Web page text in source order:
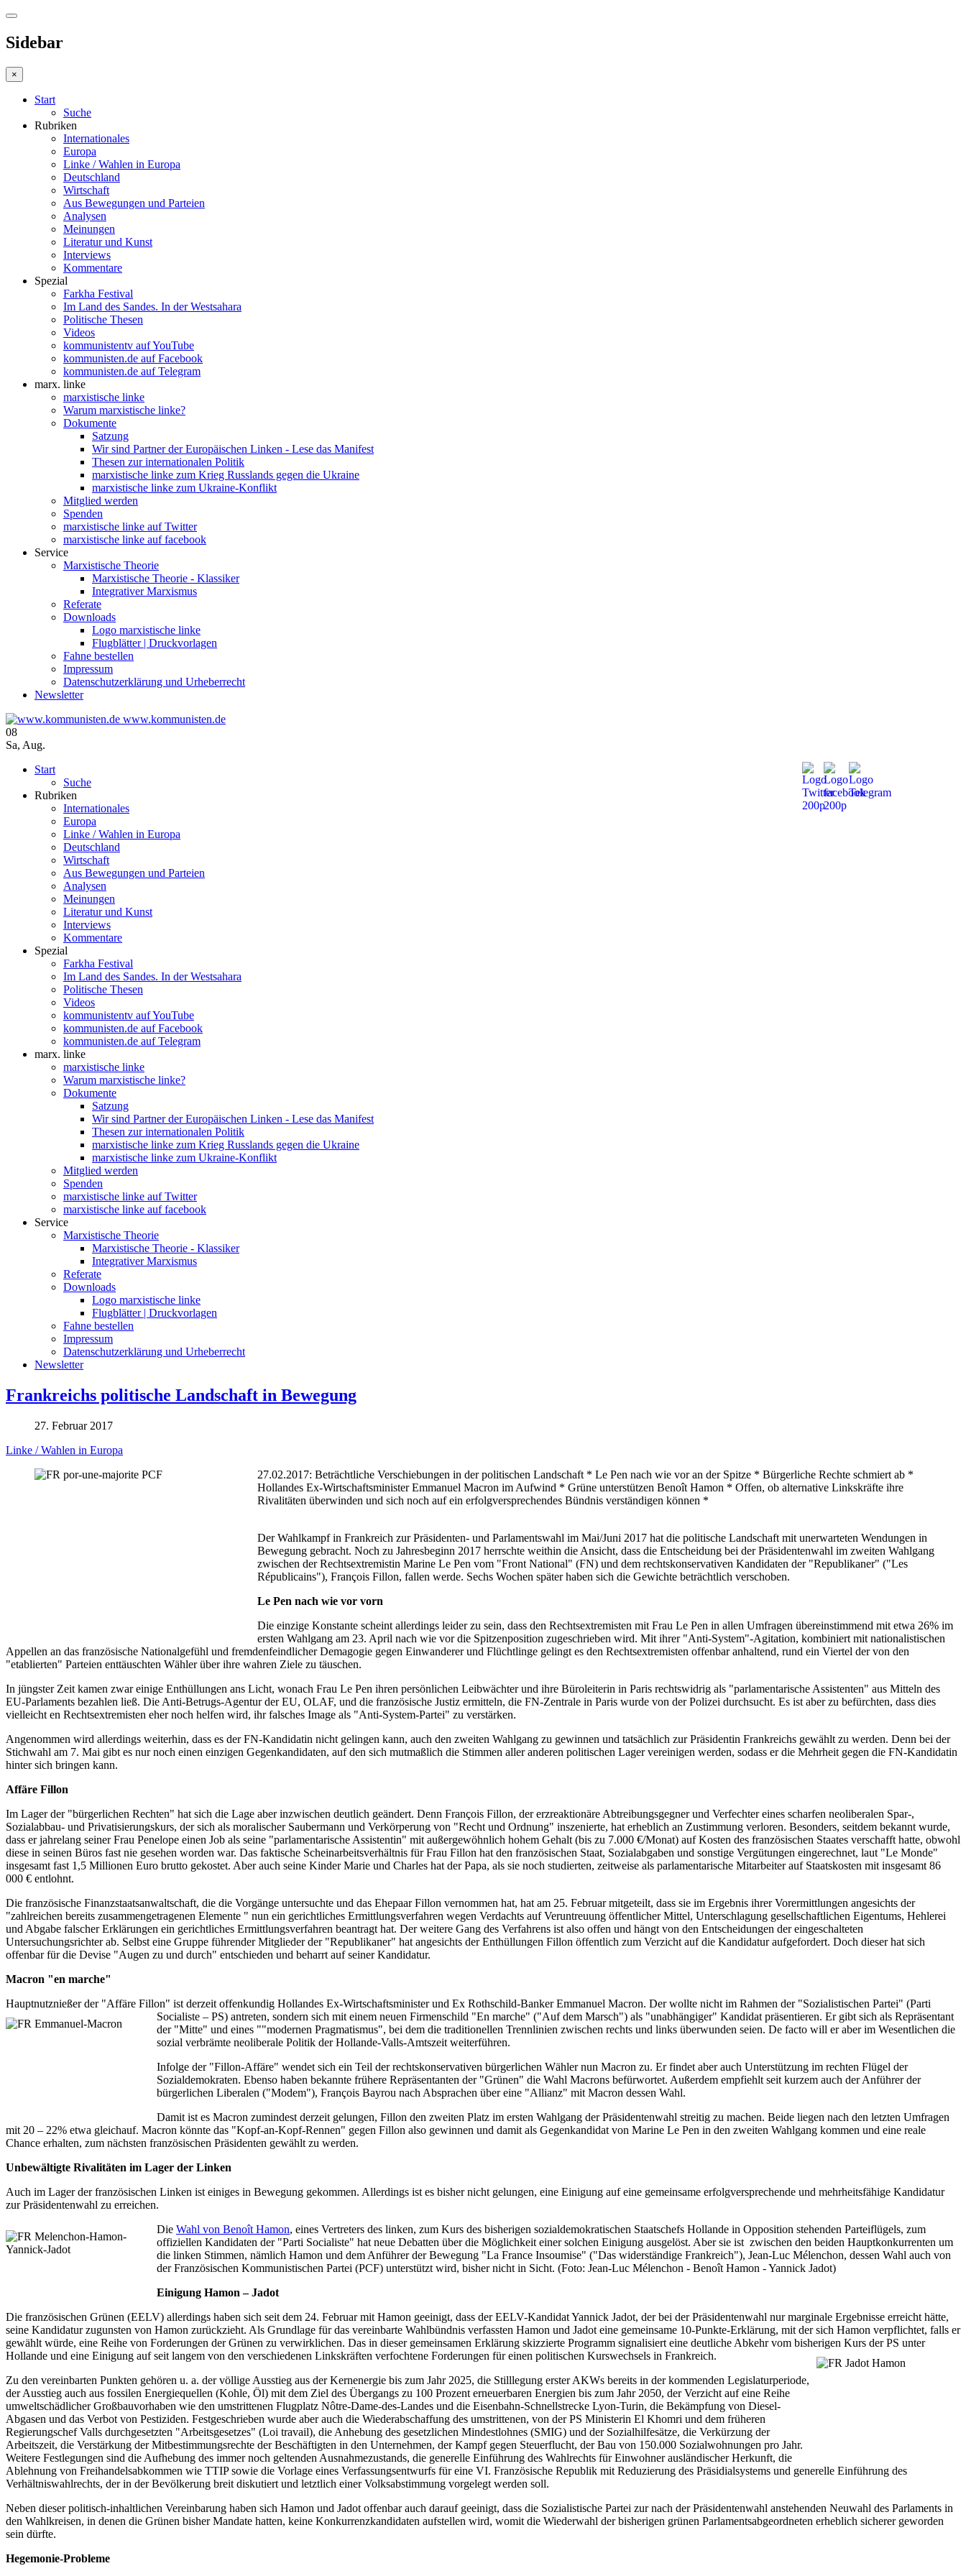
Sidebar
×
Start
Suche
Rubriken
Internationales
Europa
Linke / Wahlen in Europa
Deutschland
Wirtschaft
Aus Bewegungen und Parteien
Analysen
Meinungen
Literatur und Kunst
Interviews
Kommentare
Spezial
Farkha Festival
Im Land des Sandes. In der Westsahara
Politische Thesen
Videos
kommunistentv auf YouTube
kommunisten.de auf Facebook
kommunisten.de auf Telegram
marx. linke
marxistische linke
Warum marxistische linke?
Dokumente
Satzung
Wir sind Partner der Europäischen Linken - Lese das Manifest
Thesen zur internationalen Politik
marxistische linke zum Krieg Russlands gegen die Ukraine
marxistische linke zum Ukraine-Konflikt
Mitglied werden
Spenden
marxistische linke auf Twitter
marxistische linke auf facebook
Service
Marxistische Theorie
Marxistische Theorie - Klassiker
Integrativer Marxismus
Referate
Downloads
Logo marxistische linke
Flugblätter | Druckvorlagen
Fahne bestellen
Impressum
Datenschutzerklärung und Urheberrecht
Newsletter
www.kommunisten.de
08
Sa, Aug.
Start
Suche
Rubriken
Internationales
Europa
Linke / Wahlen in Europa
Deutschland
Wirtschaft
Aus Bewegungen und Parteien
Analysen
Meinungen
Literatur und Kunst
Interviews
Kommentare
Spezial
Farkha Festival
Im Land des Sandes. In der Westsahara
Politische Thesen
Videos
kommunistentv auf YouTube
kommunisten.de auf Facebook
kommunisten.de auf Telegram
marx. linke
marxistische linke
Warum marxistische linke?
Dokumente
Satzung
Wir sind Partner der Europäischen Linken - Lese das Manifest
Thesen zur internationalen Politik
marxistische linke zum Krieg Russlands gegen die Ukraine
marxistische linke zum Ukraine-Konflikt
Mitglied werden
Spenden
marxistische linke auf Twitter
marxistische linke auf facebook
Service
Marxistische Theorie
Marxistische Theorie - Klassiker
Integrativer Marxismus
Referate
Downloads
Logo marxistische linke
Flugblätter | Druckvorlagen
Fahne bestellen
Impressum
Datenschutzerklärung und Urheberrecht
Newsletter
Frankreichs politische Landschaft in Bewegung
27. Februar 2017
Linke / Wahlen in Europa
27.02.2017: Beträchtliche Verschiebungen in der politischen Landschaft * Le Pen nach wie vor an der Spitze * Bürgerliche Rechte schmiert ab *
Hollandes Ex-Wirtschaftsminister Emmanuel Macron im Aufwind * Grüne unterstützen Benoît Hamon * Offen, ob alternative Linkskräfte ihre
Rivalitäten überwinden und sich noch auf ein erfolgversprechendes Bündnis verständigen können *
Der Wahlkampf in Frankreich zur Präsidenten- und Parlamentswahl im Mai/Juni 2017 hat die politische Landschaft mit unerwarteten Wendungen in
Bewegung gebracht. Noch zu Jahresbeginn 2017 herrschte weithin die Ansicht, dass die Entscheidung bei der Präsidentenwahl im zweiten Wahlgang
zwischen der Rechtsextremistin Marine Le Pen vom "Front National" (FN) und dem rechtskonservativen Kandidaten der "Republikaner" ("Les
Républicains"), François Fillon, fallen werde. Sechs Wochen später haben sich die Gewichte beträchtlich verschoben.
Le Pen nach wie vor vorn
Die einzige Konstante scheint allerdings leider zu sein, dass den Rechtsextremisten mit Frau Le Pen in allen Umfragen übereinstimmend mit etwa 26% im
ersten Wahlgang am 23. April nach wie vor die Spitzenposition zugeschrieben wird. Mit ihrer "Anti-System"-Agitation, kombiniert mit nationalistischen
Appellen an das französische Nationalgefühl und fremdenfeindlicher Demagogie gegen Einwanderer und Flüchtlinge gelingt es den Rechtsextremisten offenbar anhaltend, rund ein Viertel der von den
"etablierten" Parteien enttäuschten Wähler über ihre wahren Ziele zu täuschen.
In jüngster Zeit kamen zwar einige Enthüllungen ans Licht, wonach Frau Le Pen ihren persönlichen Leibwächter und ihre Büroleiterin in Paris rechtswidrig als "parlamentarische Assistenten" aus Mitteln des
EU-Parlaments bezahlen ließ. Die Anti-Betrugs-Agentur der EU, OLAF, und die französische Justiz ermitteln, die FN-Zentrale in Paris wurde von der Polizei durchsucht. Es ist aber zu befürchten, dass dies
vielleicht en Rechtsextremisten eher noch helfen wird, ihr falsches Image als "Anti-System-Partei" zu verstärken.
Angenommen wird allerdings weiterhin, dass es der FN-Kandidatin nicht gelingen kann, auch den zweiten Wahlgang zu gewinnen und tatsächlich zur Präsidentin Frankreichs gewählt zu werden. Denn bei der
Stichwahl am 7. Mai gibt es nur noch einen einzigen Gegenkandidaten, auf den sich mutmaßlich die Stimmen aller anderen politischen Lager vereinigen werden, sodass er die Mehrheit gegen die FN-Kandidatin
hinter sich bringen kann.
Affäre Fillon
Im Lager der "bürgerlichen Rechten" hat sich die Lage aber inzwischen deutlich geändert. Denn François Fillon, der erzreaktionäre Abtreibungsgegner und Verfechter eines scharfen neoliberalen Spar-,
Sozialabbau- und Privatisierungskurs, der sich als moralischer Saubermann und Verkörperung von "Recht und Ordnung" inszenierte, hat erheblich an Zustimmung verloren. Besonders, seitdem bekannt wurde,
dass er jahrelang seiner Frau Penelope einen Job als seine "parlamentarische Assistentin" mit außergewöhnlich hohem Gehalt (bis zu 7.000 €/Monat) auf Kosten des französischen Staates verschafft hatte, obwohl
diese in seinen Büros fast nie gesehen worden war. Das faktische Scheinarbeitsverhältnis für Frau Fillon hat den französischen Staat, Sozialabgaben und sonstige Vergütungen eingerechnet, laut "Le Monde"
insgesamt fast 1,5 Millionen Euro brutto gekostet. Aber auch seine Kinder Marie und Charles hat der Papa, als sie noch studierten, zeitweise als parlamentarische Mitarbeiter auf Staatskosten mit insgesamt 86
000 € entlohnt.
Die französische Finanzstaatsanwaltschaft, die die Vorgänge untersuchte und das Ehepaar Fillon vernommen hat, hat am 25. Februar mitgeteilt, dass sie im Ergebnis ihrer Vorermittlungen angesichts der
"zahlreichen bereits zusammengetragenen Elemente " nun ein gerichtliches Ermittlungsverfahren wegen Verdachts auf Veruntreuung öffentlicher Mittel, Unterschlagung gesellschaftlichen Eigentums, Hehlerei
und Abgabe falscher Erklärungen ein gerichtliches Ermittlungsverfahren beantragt hat. Der weitere Gang des Verfahrens ist also offen und hängt von den Entscheidungen der eingeschalteten
Untersuchungsrichter ab. Selbst eine Gruppe führender Mitglieder der "Republikaner" hat angesichts der Enthüllungen Fillon öffentlich zum Verzicht auf die Kandidatur aufgefordert. Doch dieser hat sich
offenbar für die Devise "Augen zu und durch" entschieden und beharrt auf seiner Kandidatur.
Macron "en marche"
Hauptnutznießer der "Affäre Fillon" ist derzeit offenkundig Hollandes Ex-Wirtschaftsminister und Ex Rothschild-Banker Emmanuel Macron. Der wollte nicht im Rahmen der "Sozialistischen Partei" (Parti
Socialiste – PS) antreten, sondern sich mit einem neuen Firmenschild "En marche" ("Auf dem Marsch") als "unabhängiger" Kandidat präsentieren. Er gibt sich als Repräsentant
der "Mitte" und eines ""modernen Pragmatismus", bei dem die traditionellen Trennlinien zwischen rechts und links überwunden seien. De facto will er aber im Wesentlichen die
sozial verbrämte neoliberale Politik der Hollande-Valls-Amtszeit weiterführen.
Infolge der "Fillon-Affäre" wendet sich ein Teil der rechtskonservativen bürgerlichen Wähler nun Macron zu. Er findet aber auch Unterstützung im rechten Flügel der
Sozialdemokraten. Ebenso haben bekannte frühere Repräsentanten der "Grünen" die Wahl Macrons befürwortet. Außerdem empfiehlt seit kurzem auch der Anführer der
bürgerlichen Liberalen ("Modem"), François Bayrou nach Absprachen über eine "Allianz" mit Macron dessen Wahl.
Damit ist es Macron zumindest derzeit gelungen, Fillon den zweiten Platz im ersten Wahlgang der Präsidentenwahl streitig zu machen. Beide liegen nach den letzten Umfragen
mit 20 – 22% etwa gleichauf. Macron könnte das "Kopf-an-Kopf-Rennen" gegen Fillon also gewinnen und damit als Gegenkandidat von Marine Le Pen in den zweiten Wahlgang kommen und eine reale
Chance erhalten, zum nächsten französischen Präsidenten gewählt zu werden.
Unbewältigte Rivalitäten im Lager der Linken
Auch im Lager der französischen Linken ist einiges in Bewegung gekommen. Allerdings ist es bisher nicht gelungen, eine Einigung auf eine gemeinsame erfolgversprechende und mehrheitsfähige Kandidatur
zur Präsidentenwahl zu erreichen.
Die Wahl von Benoît Hamon, eines Vertreters des linken, zum Kurs des bisherigen sozialdemokratischen Staatschefs Hollande in Opposition stehenden Parteiflügels, zum
offiziellen Kandidaten der "Parti Socialiste" hat neue Debatten über die Möglichkeit einer solchen Einigung ausgelöst. Aber sie ist zwischen den beiden Hauptkonkurrenten um
die linken Stimmen, nämlich Hamon und dem Anführer der Bewegung "La France Insoumise" ("Das widerständige Frankreich"), Jean-Luc Mélenchon, dessen Wahl auch von
der Französischen Kommunistischen Partei (PCF) unterstützt wird, bisher nicht in Sicht. (Foto: Jean-Luc Mélenchon - Benoît Hamon - Yannick Jadot)
Einigung Hamon – Jadot
Die französischen Grünen (EELV) allerdings haben sich seit dem 24. Februar mit Hamon geeinigt, dass der EELV-Kandidat Yannick Jadot, der bei der Präsidentenwahl nur marginale Ergebnisse erreicht hätte,
seine Kandidatur zugunsten von Hamon zurückzieht. Als Grundlage für das vereinbarte Wahlbündnis verfassten Hamon und Jadot eine gemeinsame 10-Punkte-Erklärung, mit der sich Hamon verpflichtet, falls er
gewählt würde, eine Reihe von Forderungen der Grünen zu verwirklichen. Das in dieser gemeinsamen Erklärung skizzierte Programm signalisiert eine deutliche Abkehr vom bisherigen Kurs der PS unter
Hollande und eine Einigung auf seit langem von den verschiedenen Linkskräften verfochtene Forderungen für einen politischen Kurswechsels in Frankreich.
Zu den vereinbarten Punkten gehören u. a. der völlige Ausstieg aus der Kernenergie bis zum Jahr 2025, die Stilllegung erster AKWs bereits in der kommenden Legislaturperiode,
der Ausstieg auch aus fossilen Energiequellen (Kohle, Öl) mit dem Ziel des Übergangs zu 100 Prozent erneuerbaren Energien bis zum Jahr 2050, der Verzicht auf eine Reihe
umweltschädlicher Großbauvorhaben wie den umstrittenen Flugplatz Nôtre-Dame-des-Landes und die Eisenbahn-Schnellstrecke Lyon-Turin, die Bekämpfung von Diesel-
Abgasen und das Verbot von Pestiziden. Festgeschrieben wurde aber auch die Wiederabschaffung des umstrittenen, von der PS Ministerin El Khomri und dem früheren
Regierungschef Valls durchgesetzten "Arbeitsgesetzes" (Loi travail), die Anhebung des gesetzlichen Mindestlohnes (SMIG) und der Sozialhilfesätze, die Verkürzung der
Arbeitszeit, die Verstärkung der Mitbestimmungsrechte der Beschäftigten in den Unternehmen, der Kampf gegen Steuerflucht, der Bau von 150.000 Sozialwohnungen pro Jahr.
Weitere Festlegungen sind die Aufhebung des immer noch geltenden Ausnahmezustands, die generelle Einführung des Wahlrechts für Einwohner ausländischer Herkunft, die
Ablehnung von Freihandelsabkommen wie TTIP sowie die Vorlage eines Verfassungsentwurfs für eine VI. Französische Republik mit Reduzierung des Präsidialsystems und generelle Einführung des
Verhältniswahlrechts, der in der Bevölkerung breit diskutiert und letztlich einer Volksabstimmung vorgelegt werden soll.
Neben dieser politisch-inhaltlichen Vereinbarung haben sich Hamon und Jadot offenbar auch darauf geeinigt, dass die Sozialistische Partei zur nach der Präsidentenwahl anstehenden Neuwahl des Parlaments in
den Wahlkreisen, in denen die Grünen bisher Mandate hatten, keine Konkurrenzkandidaten aufstellen wird, womit die Wiederwahl der bisherigen grünen Parlamentsabgeordneten erheblich sicherer geworden
sein dürfte.
Hegemonie-Probleme